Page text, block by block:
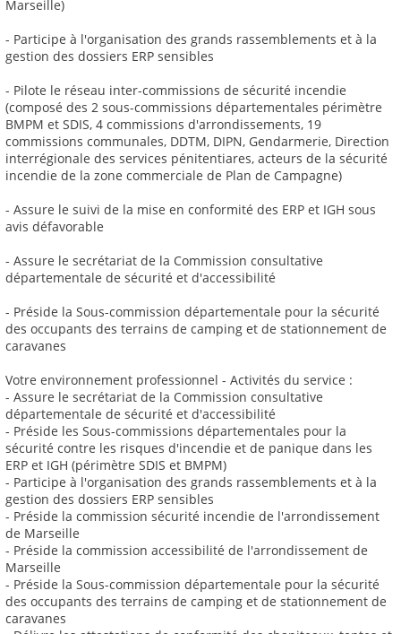
Marseille)
- Participe à l'organisation des grands rassemblements et à la
gestion des dossiers ERP sensibles
- Pilote le réseau inter-commissions de sécurité incendie
(composé des 2 sous-commissions départementales périmètre
BMPM et SDIS, 4 commissions d'arrondissements, 19
commissions communales, DDTM, DIPN, Gendarmerie, Direction
interrégionale des services pénitentiares, acteurs de la sécurité
incendie de la zone commerciale de Plan de Campagne)
- Assure le suivi de la mise en conformité des ERP et IGH sous
avis défavorable
- Assure le secrétariat de la Commission consultative
départementale de sécurité et d'accessibilité
- Préside la Sous-commission départementale pour la sécurité
des occupants des terrains de camping et de stationnement de
caravanes
Votre environnement professionnel - Activités du service :
- Assure le secrétariat de la Commission consultative
départementale de sécurité et d'accessibilité
- Préside les Sous-commissions départementales pour la
sécurité contre les risques d'incendie et de panique dans les
ERP et IGH (périmètre SDIS et BMPM)
- Participe à l'organisation des grands rassemblements et à la
gestion des dossiers ERP sensibles
- Préside la commission sécurité incendie de l'arrondissement
de Marseille
- Préside la commission accessibilité de l'arrondissement de
Marseille
- Préside la Sous-commission départementale pour la sécurité
des occupants des terrains de camping et de stationnement de
caravanes